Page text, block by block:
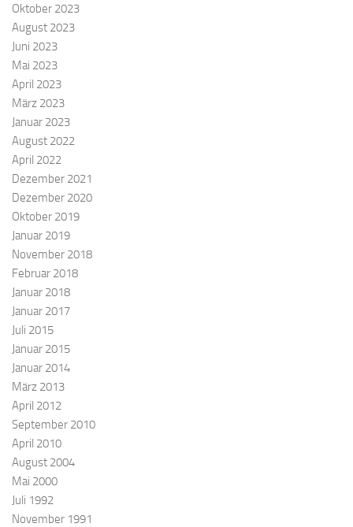
Oktober 2023
August 2023
Juni 2023
Mai 2023
April 2023
März 2023
Januar 2023
August 2022
April 2022
Dezember 2021
Dezember 2020
Oktober 2019
Januar 2019
November 2018
Februar 2018
Januar 2018
Januar 2017
Juli 2015
Januar 2015
Januar 2014
März 2013
April 2012
September 2010
April 2010
August 2004
Mai 2000
Juli 1992
November 1991